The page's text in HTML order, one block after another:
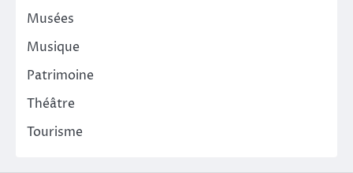
Musées
Musique
Patrimoine
Théâtre
Tourisme